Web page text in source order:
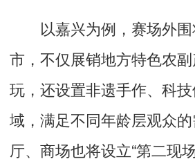
以嘉兴为例，赛场外围
市，不仅展销地方特色农
玩，还设置非遗手作、科
域，满足不同年龄层观众
厅、商场也将设立“第二现